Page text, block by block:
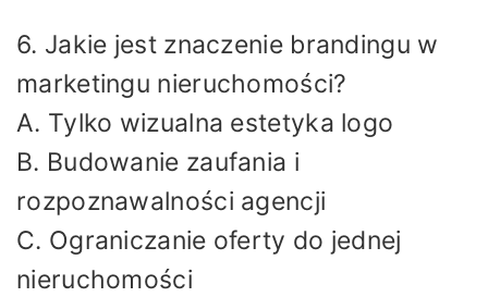
6. Jakie jest znaczenie brandingu w
marketingu nieruchomości?
A. Tylko wizualna estetyka logo
B. Budowanie zaufania i
rozpoznawalności agencji
C. Ograniczanie oferty do jednej
nieruchomości